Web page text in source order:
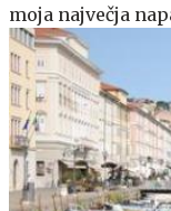
moja največja